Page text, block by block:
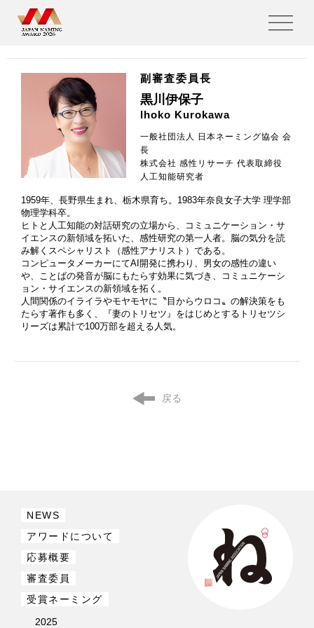
審査委員紹介
副審査委員長
黒川伊保子
Ihoko Kurokawa
一般社団法人 日本ネーミング協会 会
⻑
株式会社 感性リサーチ 代表取締役
人工知能研究者
1959年、長野県生まれ、栃木県育ち。1983年奈良女子大学 理学部
物理学科卒。
ヒトと人工知能の対話研究の立場から、コミュニケーション・サ
イエンスの新領域を拓いた、感性研究の第一人者。脳の気分を読
み解くスペシャリスト（感性アナリスト）である。
コンピュータメーカーにてAI開発に携わり、男女の感性の違い
や、ことばの発音が脳にもたらす効果に気づき、コミュニケーシ
ョン・サイエンスの新領域を拓く。
人間関係のイライラやモヤモヤに〝目からウロコ〟の解決策をも
たらす著作も多く、『妻のトリセツ』をはじめとするトリセツシ
リーズは累計で100万部を超える人気。
戻る
NEWS
アワードについて
応募概要
審査委員
受賞ネーミング
2025